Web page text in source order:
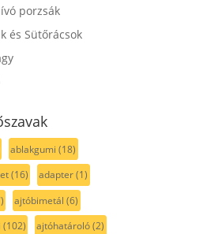
porzsák
és Sütőrácsok
ablakgumi (18)
(16) adapter(1)
ajtóbimetál (6)
(102) ajtóhatároló(2)